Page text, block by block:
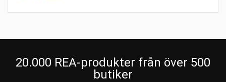
20.000 REA-produkter från över 500
butiker